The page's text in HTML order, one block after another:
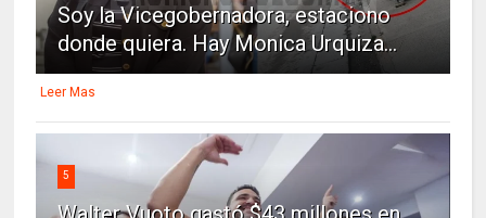
Soy la Vicegobernadora, estaciono
donde quiera. Hay Monica Urquiza...
Leer Mas
5